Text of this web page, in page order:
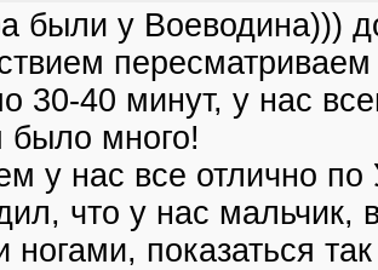
были у Воеводина)))
30-40 минут, у нас
было много!
у нас все отлично
что у нас
ногами, показаться